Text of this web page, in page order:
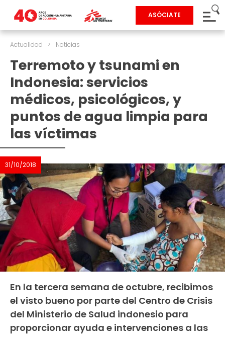
ASÓCIATE
Actualidad > Noticias
Terremoto y tsunami en
Indonesia: servicios
médicos, psicológicos, y
puntos de agua limpia para
las víctimas
31/10/2018
En la tercera semana de octubre, recibimos
el visto bueno por parte del Centro de Crisis
del Ministerio de Salud indonesio para
proporcionar ayuda e intervenciones a las